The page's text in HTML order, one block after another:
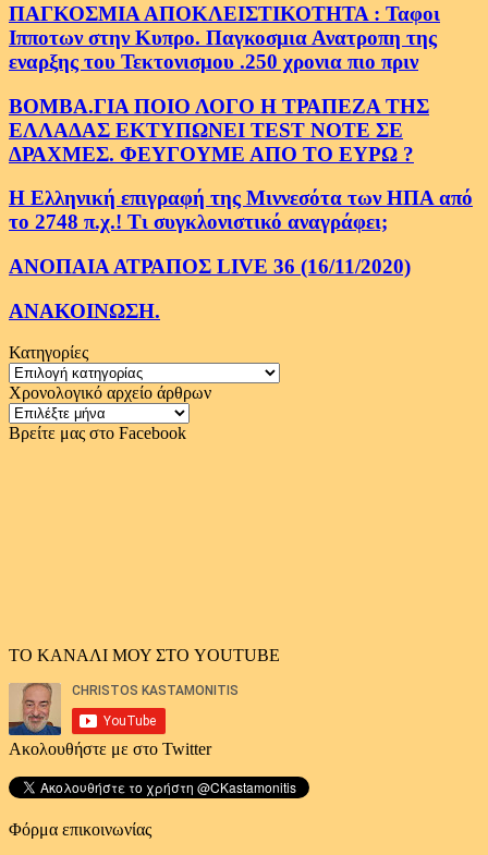
ΠΑΓΚΟΣΜΙΑ ΑΠΟΚΛΕΙΣΤΙΚΟΤΗΤΑ : Ταφοι
Ιπποτων στην Κυπρο. Παγκοσμια Ανατροπη της
εναρξης του Τεκτονισμου .250 χρονια πιο πριν
ΒΟΜΒΑ.ΓΙΑ ΠΟΙΟ ΛΟΓΟ Η ΤΡΑΠΕΖΑ ΤΗΣ
ΕΛΛΑΔΑΣ ΕΚΤΥΠΩΝΕΙ TEST NOTE ΣΕ
ΔΡΑΧΜΕΣ. ΦΕΥΓΟΥΜΕ ΑΠΟ ΤΟ ΕΥΡΩ ?
Η Ελληνική επιγραφή της Μιννεσότα των ΗΠΑ από
το 2748 π.χ.! Τι συγκλονιστικό αναγράφει;
ΑΝΟΠΑΙΑ ΑΤΡΑΠΟΣ LIVE 36 (16/11/2020)
ΑΝΑΚΟΙΝΩΣΗ.
Κατηγορίες
Κατηγορίες
Χρονολογικό αρχείο άρθρων
Χρονολογικό
αρχείο
Βρείτε μας στο Facebook
ΤΟ ΚΑΝΑΛΙ ΜΟΥ ΣΤΟ YOUTUBE
Ακολουθήστε με στο Twitter
Φόρμα επικοινωνίας